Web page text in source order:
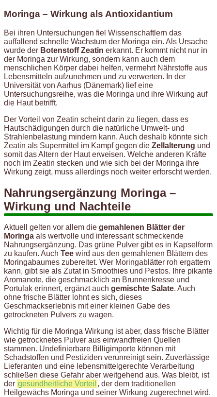
Moringa – Wirkung als Antioxidantium
Bei ihren Untersuchungen fiel Wissenschaftlern das
auffallend schnelle Wachstum der Moringa ein. Als Ursache
wurde der Botenstoff Zeatin erkannt. Er kommt nicht nur in
der Moringa zur Wirkung, sondern kann auch dem
menschlichen Körper dabei helfen, vermehrt Nährstoffe aus
Lebensmitteln aufzunehmen und zu verwerten. In der
Universität von Aarhus (Dänemark) lief eine
Untersuchungsreihe, was die Moringa und ihre Wirkung auf
die Haut betrifft.
Der Vorteil von Zeatin scheint darin zu liegen, dass es
Hautschädigungen durch die natürliche Umwelt- und
Strahlenbelastung mindern kann. Auch deshalb könnte sich
Zeatin als Supermittel im Kampf gegen die Zellalterung und
somit das Altern der Haut erweisen. Welche anderen Kräfte
noch im Zeatin stecken und wie sich bei der Moringa ihre
Wirkung zeigt, muss allerdings noch weiter erforscht werden.
Nahrungsergänzung Moringa –
Wirkung und Nachteile
Aktuell gelten vor allem die gemahlenen Blätter der
Moringa als wertvolle und interessant schmeckende
Nahrungsergänzung. Das grüne Pulver gibt es in Kapselform
zu kaufen. Auch Tee wird aus den gemahlenen Blättern des
Moringabaumes zubereitet. Wer Moringablätter roh ergattern
kann, gibt sie als Zutat in Smoothies und Pestos. Ihre pikante
Aromanote, die geschmacklich an Brunnenkresse und
Portulak erinnert, ergänzt auch gemischte Salate. Auch
ohne frische Blätter lohnt es sich, dieses
Geschmackserlebnis mit einer kleinen Gabe des
getrockneten Pulvers zu wagen.
Wichtig für die Moringa Wirkung ist aber, dass frische Blätter
wie getrocknetes Pulver aus einwandfreien Quellen
stammen. Undefinierbare Billigimporte können mit
Schadstoffen und Pestiziden verunreinigt sein. Zuverlässige
Lieferanten und eine lebensmittelgerechte Verarbeitung
schließen diese Gefahr aber weitgehend aus. Was bleibt, ist
der gesundheitliche Vorteil , der dem traditionellen
Heilgewächs Moringa und seiner Wirkung zugerechnet wird.